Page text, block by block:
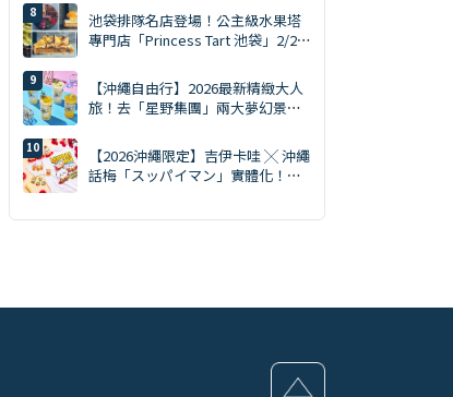
色拍照會、交通預約懶人包
池袋排隊名店登場！公主級水果塔
專門店「Princess Tart 池袋」2/28
【沖繩自由行】2026最新精緻大人
旅！去「星野集團」兩大夢幻景點
微醺提案
【2026沖繩限定】吉伊卡哇 ╳ 沖繩
話梅「スッパイマン」實體化！黃